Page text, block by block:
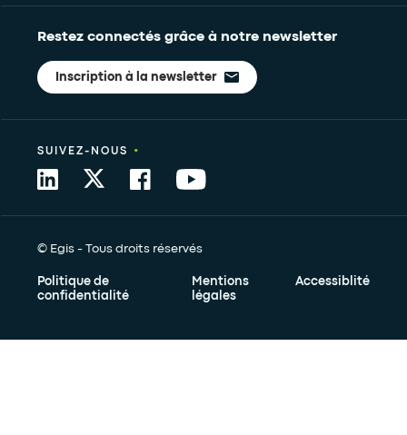
Restez connectés grâce à notre newsletter
Inscription à la newsletter
© Egis - Tous droits réservés
Politique de
confidentialité
Mentions
légales
Accessiblité
SUIVEZ-NOUS •